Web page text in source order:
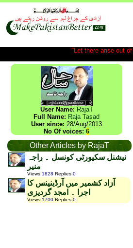
"Let there arise out
User Name: RajaT
Full Name: Raja Tasad
User since: 28/Aug/2013
No Of voices: 6
Other Articles by RajaT
نیشنل سکیورٹی کونسل ۔ راجہ
منیر
Views:1828 Replies:0
آزاد کشمیر میں آرڈینینس کا
اجرا ۔ امجد گردیزی
Views:1700 Replies:0